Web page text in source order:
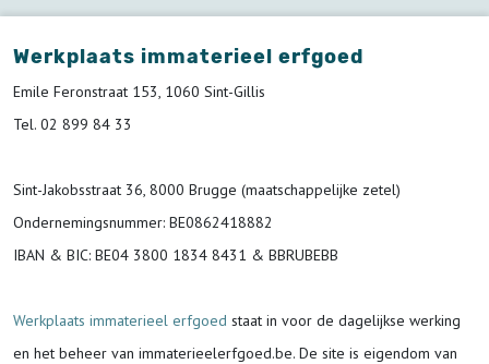
Werkplaats immaterieel erfgoed
Emile Feronstraat 153, 1060 Sint-Gillis
Tel. 02 899 84 33
Sint-Jakobsstraat 36, 8000 Brugge (maatschappelijke zetel)
Ondernemingsnummer: BE0862418882
IBAN & BIC: BE04 3800 1834 8431 & BBRUBEBB
Werkplaats immaterieel erfgoed staat in voor de dagelijkse werking
en het beheer van immaterieelerfgoed.be. De site is eigendom van